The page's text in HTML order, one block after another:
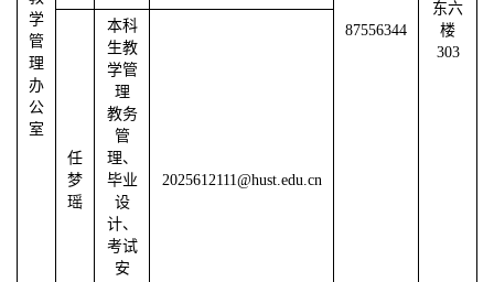
学
管
理
办
公
室
87556344
东六
楼
303
任
梦
瑶
本科
生教
学管
理
教务
管
理、
毕业
设
计、
考试
安
2025612111@hust.edu.cn